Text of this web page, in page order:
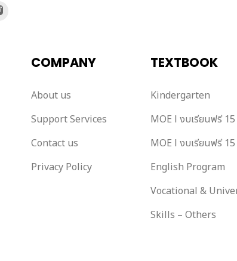
COMPANY
About us
Support Services
Contact us
Privacy Policy
TEXTBOOK
Kindergarten
MOE l งบเรียนฟรี
MOE l งบเรียนฟรี
English Program
Vocational &
Skills – Others